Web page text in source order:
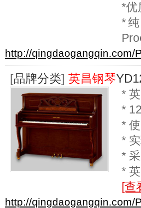
*优
*
http://qingdaogangqin.com/
[品牌分类] 英昌钢琴
*
*
*
*
*
*
[查
http://qingdaogangqin.com/